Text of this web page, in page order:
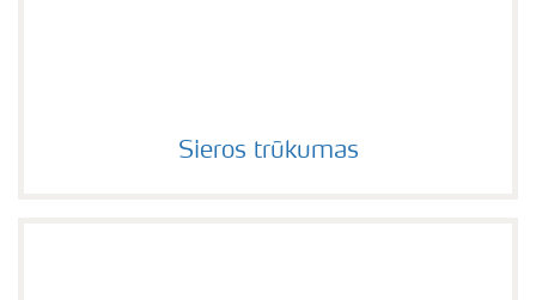
Sieros trūkumas
Sieros trūkumas